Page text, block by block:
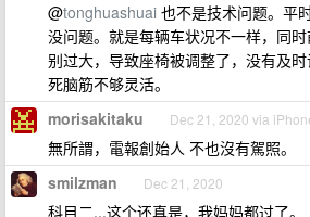
@tonghuashuai 也不是技术问题。平
没问题。就是每辆车状况不一样，同
别过大，导致座椅被调整了，没有及
死脑筋不够灵活。
morisakitaku Dec 21, 2020 via
無所謂，電報創始人 不也沒有駕照。
smilzman Dec 21, 2020
科目二...这个还真是，我妈妈都过了。